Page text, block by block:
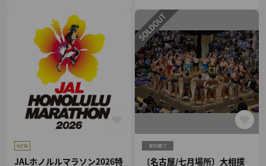
JALホノルルマラソン2026特
〔名古屋/七月場所〕大相撲